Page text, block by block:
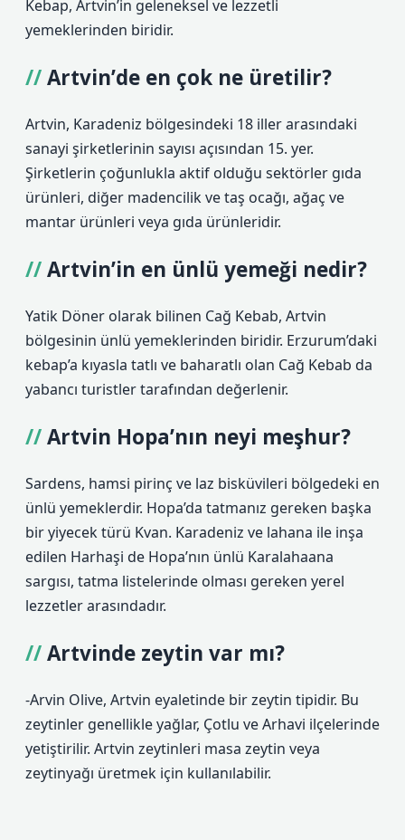
Kebap, Artvin’in geleneksel ve lezzetli
yemeklerinden biridir.
Artvin’de en çok ne üretilir?
Artvin, Karadeniz bölgesindeki 18 iller arasındaki
sanayi şirketlerinin sayısı açısından 15. yer.
Şirketlerin çoğunlukla aktif olduğu sektörler gıda
ürünleri, diğer madencilik ve taş ocağı, ağaç ve
mantar ürünleri veya gıda ürünleridir.
Artvin’in en ünlü yemeği nedir?
Yatik Döner olarak bilinen Cağ Kebab, Artvin
bölgesinin ünlü yemeklerinden biridir. Erzurum’daki
kebap’a kıyasla tatlı ve baharatlı olan Cağ Kebab da
yabancı turistler tarafından değerlenir.
Artvin Hopa’nın neyi meşhur?
Sardens, hamsi pirinç ve laz bisküvileri bölgedeki en
ünlü yemeklerdir. Hopa’da tatmanız gereken başka
bir yiyecek türü Kvan. Karadeniz ve lahana ile inşa
edilen Harhaşi de Hopa’nın ünlü Karalahaana
sargısı, tatma listelerinde olması gereken yerel
lezzetler arasındadır.
Artvinde zeytin var mı?
-Arvin Olive, Artvin eyaletinde bir zeytin tipidir. Bu
zeytinler genellikle yağlar, Çotlu ve Arhavi ilçelerinde
yetiştirilir. Artvin zeytinleri masa zeytin veya
zeytinyağı üretmek için kullanılabilir.